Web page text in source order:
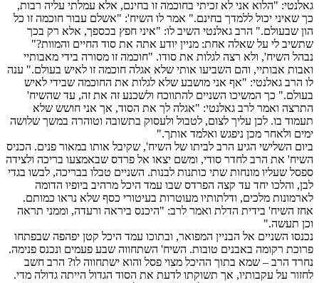
גאלנטי: "הלוא אני לא זכיתי בחוכמה זו בחינם, אלא עמלתי עליה רבות,
כך שאיני יכול ללמדך בחינם." אמר לו השיח': "אשלם עבור חוכמה זו כל
הון שבעולם." הרב גאלנטי השיב לו: "איני חפץ בכספך, אלא רק בכך
שתשיב לי על שאלה אחת: מניין יודע אתה את סוד החיים והמוות?"
נבהל השיח', ולא רצה לגלות את סודו. "חוכמה זו מסורה בידי מאבותיי
ואבות אבותיי, והם השביעו אותי שלא אגלה חוכמה זו לאיש בעולם." ענה
לו הרב גאלנטי: "אף אני מושבע שלא לגלות את החוכמה שבידי לאיש
בעולם." כך המשיכו השניים להתווכח ולשכנע זה את זה, עד שהשיח'
התרצה ואמר לרב גאלנטי: "אגלה לך את הסוד, אך אני חושש שלא
תעמוד בו. לכן עליך לצום, לטבול ולעסוק בתשובה וטוהרה במשך שלושה
ימים ולאחר מכן ניפגש ואלמד אותך."
ביום השלישי הגיע הרב לביתו של השיח', שקיבל אותו במאור פנים. הכניס
השיח' את הרב לחדר סודי, ומשם יצאו אל פרדס שבאמצעו בריכה ולצידה
ספסל שעליו מונחות שתי כותנות לבנות. השניים טבלו בבריכה, לבשו בגדי
לבן, והלכו יחד עד קצה הפרדס שבו עמד היכל מרהיב ביופיו הדומה
לארמונות מלכים, ודלתותיו מעוטרות בעיטורי כסף שלא נראו כמותם.
אחז השיח' בידית הדלת ואמר לרב: "היכנס ביראה ורעדה, וממני תראה
וכן תעשה."
נכנסו השניים אל הבניין המפואר, ובתוכו עמד היכל קטן יפהפה שבפתחו
פרוכת רקומה באבנים טובות. השיח' השתחווה שבע פעמים ונכנס פנימה.
נחרד הרב – שמא בתוך ההיכל מצוי פסל והוא ישתחווה לו? הרב חשב
לחזור על עקבותיו, אך תשוקתו לדעת את הסוד הגדול הייתה גדולה מדי.